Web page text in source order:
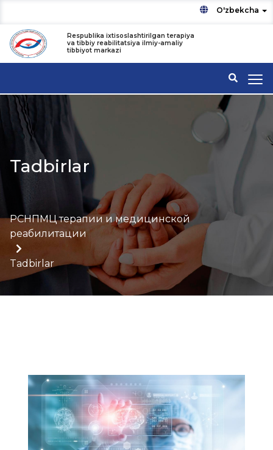
O'zbekcha
Respublika ixtisoslashtirilgan terapiya
va tibbiy reabilitatsiya ilmiy-amaliy
tibbiyot markazi
Tadbirlar
РСНПМЦ терапии и медицинской
реабилитации
Tadbirlar